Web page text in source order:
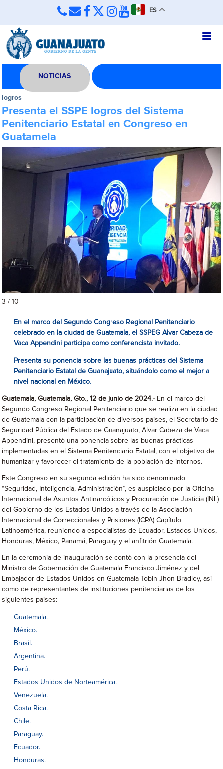
ES
NOTICIAS
logros
Presenta el SSPE logros del Sistema
Penitenciario Estatal en Congreso en
Guatamela
3 / 10
En el marco del Segundo Congreso Regional Penitenciario
celebrado en la ciudad de Guatemala, el SSPEG Alvar Cabeza de
Vaca Appendini participa como conferencista invitado.
Presenta su ponencia sobre las buenas prácticas del Sistema
Penitenciario Estatal de Guanajuato, situándolo como el mejor a
nivel nacional en México.
Guatemala, Guatemala, Gto., 12 de junio de 2024.-En el marco del
Segundo Congreso Regional Penitenciario que se realiza en la ciudad
de Guatemala con la participación de diversos países, el Secretario de
Seguridad Pública del Estado de Guanajuato, Alvar Cabeza de Vaca
Appendini, presentó una ponencia sobre las buenas prácticas
implementadas en el Sistema Penitenciario Estatal, con el objetivo de
humanizar y favorecer el tratamiento de la población de internos.
Este Congreso en su segunda edición ha sido denominado
“Seguridad, Inteligencia, Administración”, es auspiciado por la Oficina
Internacional de Asuntos Antinarcóticos y Procuración de Justicia (INL)
del Gobierno de los Estados Unidos a través de la Asociación
Internacional de Correccionales y Prisiones (ICPA) Capítulo
Latinoamérica, reuniendo a especialistas de Ecuador, Estados Unidos,
Honduras, México, Panamá, Paraguay y el anfitrión Guatemala.
En la ceremonia de inauguración se contó con la presencia del
Ministro de Gobernación de Guatemala Francisco Jiménez y del
Embajador de Estados Unidos en Guatemala Tobin Jhon Bradley, así
como de representantes de instituciones penitenciarias de los
siguientes países:
Guatemala.
México.
Brasil.
Argentina.
Perú.
Estados Unidos de Norteamérica.
Venezuela.
Costa Rica.
Chile.
Paraguay.
Ecuador.
Honduras.